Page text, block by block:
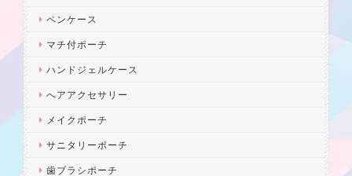
ペンケース
マチ付ポーチ
ハンドジェルケース
へアアクセサリー
メイクポーチ
サニタリーポーチ
歯ブラシポーチ